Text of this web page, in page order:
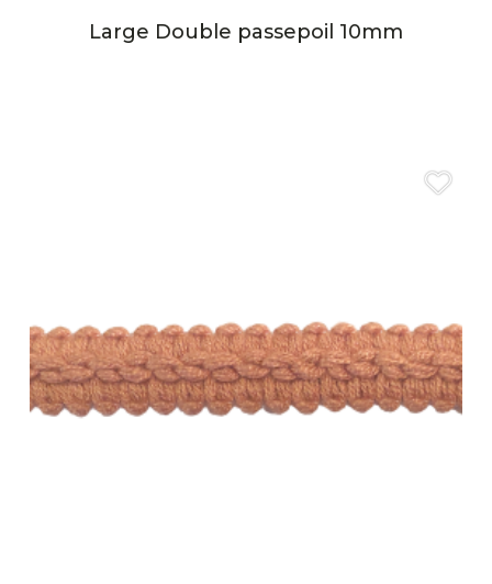
Large Double passepoil 10mm